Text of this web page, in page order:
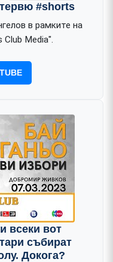
#shorts
в рамките на
Media".
всеки вот
събират
Докога?